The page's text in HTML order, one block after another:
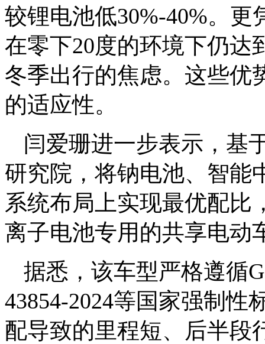
较锂电池低30%-40%。
在零下20度的环境下仍达
冬季出行的焦虑。这些优
的适应性。
闫爱珊进一步表示，基
研究院， 将钠电池、智能
系统布局上实现最优配比
离子电池专用的共享电动
据悉，该车型严格遵循
43854-2024等国家强制性
配导致的里程短、
后半段